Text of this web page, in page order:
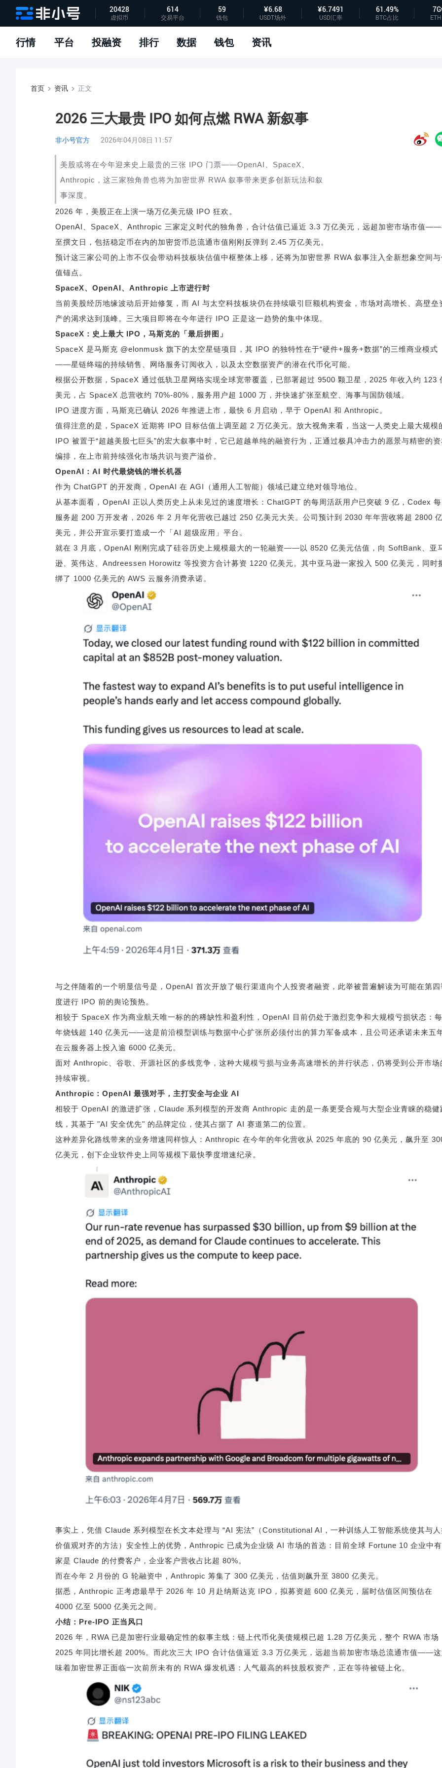
APP下载
指标说明
问题反馈
20428
虚拟币
614
交易平台
59
钱包
¥6.68
USDT场外
¥6.7491
USD汇率
61.49%
BTC占比
行情 平台 投融资 排行 数据 钱包 资讯
首页 资讯 正文
2026 三大最贵 IPO 如何点燃 RWA 新叙事
非小号官方 2026年04月08日 11:57
美股或将在今年迎来史上最贵的三张 IPO 门票——OpenAI SpaceX
Anthropic ，这三家独角兽也将为加密世界 RWA叙事带来更多创新玩法和叙
事深度。
2026 年，美股正在上演一场万亿美元级 IPO 狂欢。
OpenAI
SpaceX Anthropic 三家定义时代的独角兽，合计估值已逼近 3.3 万亿美元，远超加密市场市值——
至撰文日，包括稳定币在内的加密货币总流通市值刚刚反弹到 2.45 万亿美元。
预计这三家公司的上市不仅会带动科技板块估值中枢整体上移，还将为加密世界 RWA 叙事注入全新想象空间
值锚点。
SpaceX、 OpenAI 、 Anthropic
上市进行时
当前美股经历地缘波动后开始修复，而 AI 与太空科技板块仍在持续吸引巨额机构资金，市场对高增长、高壁垒
产的渴求达到顶峰。三大项目即将在今年进行
IPO 正是这一趋势的集中体现。
SpaceX ：史上最大 IPO ，马斯克的「最后拼图」
SpaceX 是马斯克 @elonmusk 旗下的太空星链项目，其 IPO 的独特性在于“硬件+ 服务+数据”的三维商业模式
——星链终端的持续销售、网络服务订阅收入，以及太空数据资产的潜在代币化可能。
根据公开数据， SpaceX 通过低轨卫星网络实现全球宽带覆盖，已部署超过 9500 颗卫星， 2025 年收入约 123
美元，占 SpaceX 总营收约 70%-80% ，服务用户超 1000 万，并快速扩张至航空、海事与国防领域。
IPO 进度方面，马斯克已确认 2026 年推进上市，最快 6 月启动，早于 OpenAI 和 Anthropic 。
值得注意的是， SpaceX 近期将 IPO 目标估值上调至超 2 万亿美元。放大视角来看，当这一人类史上最大规模
IPO 被置于“超越美股七巨头”的宏大叙事中时，它已超越单纯的融资行为，正通过极具冲击力的愿景与精密的
编排，在上市前持续强化市场共识与资产溢价。
OpenAI
： AI
时代最烧钱的增长机器
作为 ChatGPT 的开发商， OpenAI 在 AGI
（通用人工智能）领域已建立绝对领导地位。
从基本面看， OpenAI 正以人类历史上从未见过的速度增长： ChatGPT 的每周活跃用户已突破 9 亿， Codex
服务超 200 万开发者， 2026 年 2 月年化营收已越过 250 亿美元大关。公司预计到 2030 年年营收将超 2800
美元，并公开宣示要打造成一个「 AI 超级应用」平台。
就在 3 月底， OpenAI 刚刚完成了硅谷历史上规模最大的一轮融资——以 8520 亿美元估值，向 SoftBank
、亚
逊、英伟达、 Andreessen Horowitz 等投资方合计募资 1220 亿美元。其中亚马逊一家投入 500 亿美元，同时
绑了 1000 亿美元的 AWS 云服务消费承诺。
与之伴随着的一个明显信号是， OpenAI 首次开放了银行渠道向个人投资者融资，此举被普遍解读为可能在第四
度进行
IPO 前的舆论预热。
相较于 SpaceX 作为商业航天唯一标的的稀缺性和盈利性， OpenAI
目前仍处于激烈竞争和大规模亏损状态：每
年烧钱超 140 亿美元——这是前沿模型训练与数据中心扩张所必须付出的算力军备成本，且公司还承诺未来五
在云服务器上投入逾 6000 亿美元。
面对 Anthropic
、谷歌、开源社区的多线竞争，这种大规模亏损与业务高速增长的并行状态，仍将受到公开市场
持续审视。
Anthropic ： OpenAI 最强对手，主打安全与企业 AI
相较于 OpenAI 的激进扩张， Claude 系列模型的开发商 Anthropic 走的是一条更受合规与大型企业青睐的稳健
线，其基于 "AI 安全优先" 的品牌定位，使其占据了 AI 赛道第二的位置。
这种差异化路线带来的业务增速同样惊人： Anthropic 在今年的年化营收从 2025 年底的 90 亿美元，飙升至
亿美元，创下企业软件史上同等规模下最快季度增速纪录。
事实上，凭借 Claude 系列模型在长文本处理与 “AI 宪法” （Constitutional AI
，一种训练人工智能系统使其与
价值观对齐的方法）安全性上的优势， Anthropic 已成为企业级 AI 市场的首选：目前全球 Fortune 10 企业中
家是 Claude 的付费客户，企业客户营收占比超 80%。
而在今年 2 月份的 G 轮融资中， Anthropic 筹集了 300 亿美元，估值则飙升至 3800 亿美元。
据悉， Anthropic 正考虑最早于 2026 年 10 月赴纳斯达克 IPO ，拟募资超 600 亿美元，届时估值区间预估在
4000 亿至 5000 亿美元之间。
小结：
Pre-IPO 正当风口
2026 年， RWA 已是加密行业最确定性的叙事主线：链上代币化美债规模已超 1.28 万亿美元，整个 RWA 市场
2025 年同比增长超 200%。而此次三大 IPO 合计估值逼近 3.3 万亿美元，远超当前加密市场总流通市值——
味着加密世界正面临一次前所未有的 RWA 爆发机遇：人气最高的科技股权资产，正在等待被链上化。